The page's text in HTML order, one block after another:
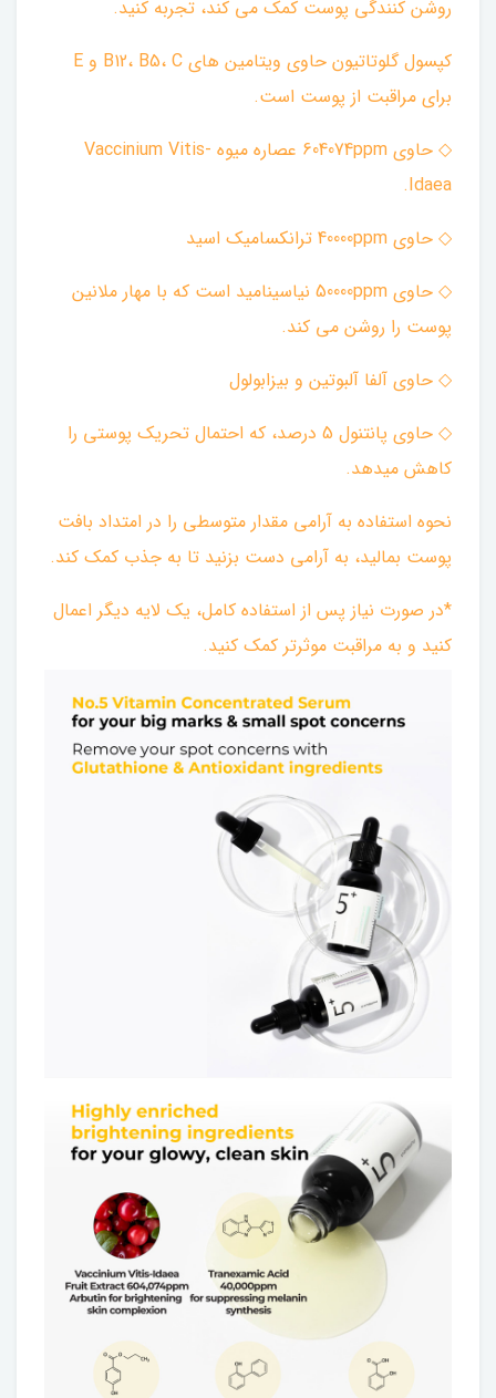
روشن کنندگی پوست کمک می کند، تجربه کنید.
کپسول گلوتاتیون حاوی ویتامین های B12، B5، C و E
برای مراقبت از پوست است. ‌
◇ حاوی 604074ppm عصاره میوه Vaccinium Vitis-
Idaea. ‌
◇ حاوی 40000ppm ترانکسامیک اسید ‌
◇ حاوی 50000ppm نیاسینامید است که با مهار ملانین
پوست را روشن می کند. ‌
◇ حاوی آلفا آلبوتین و بیزابولول ‌
◇ حاوی پانتنول 5 درصد، که احتمال تحریک پوستی را
کاهش میدهد. ‌
نحوه استفاده به آرامی مقدار متوسطی را در امتداد بافت
پوست بمالید، به آرامی دست بزنید تا به جذب کمک کند.
*در صورت نیاز پس از استفاده کامل، یک لایه دیگر اعمال
کنید و به مراقبت موثرتر کمک کنید.